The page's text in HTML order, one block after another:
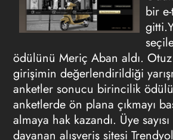
bir
ödülünü Meriç Aban aldı.
girişimin değerlendirildiği
anketler sonucu birincilik
anketlerde ön plana çıkmayı
almaya hak kazandı. Üye
dayanan alışveriş sitesi